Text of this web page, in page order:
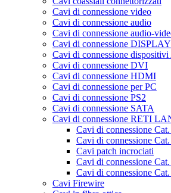
Cavi di connessione video
Cavi di connessione audio
Cavi di connessione audio-
Cavi di connessione
Cavi di connessione
Cavi di connessione DVI
Cavi di connessione HDMI
Cavi di connessione per PC
Cavi di connessione PS2
Cavi di connessione SATA
Cavi di connessione RETI
Cavi di connessione
Cavi di connessione
Cavi patch incrociati
Cavi di connessione
Cavi di connessione
Cavi Firewire